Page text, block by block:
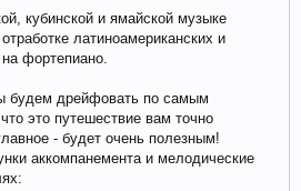
кубинской и ямайской музыке
латиноамериканских и
фортепиано.
будем дрейфовать по самым
это путешествие вам точно
- будет очень полезным!
аккомпанемента и мелодические